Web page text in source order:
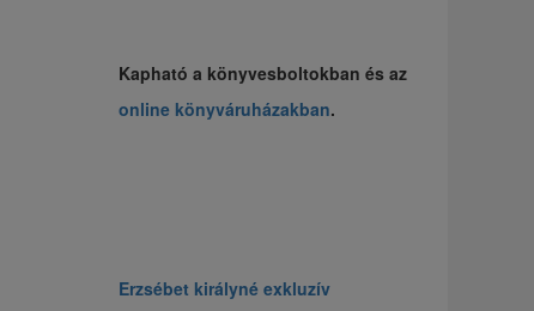
Kapható a könyvesboltokban és az
online könyváruházakban.
Erzsébet királyné exkluzív